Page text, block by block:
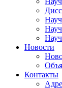
Новости
Контакты